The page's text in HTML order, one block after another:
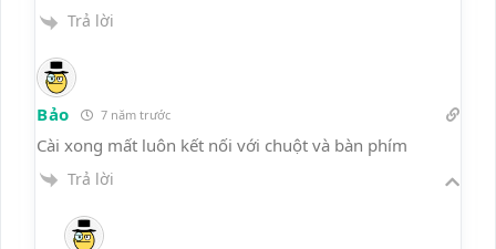
Trả lời
Bảo 7 năm trước
Cài xong mất luôn kết nối với chuột và bàn phím
Trả lời